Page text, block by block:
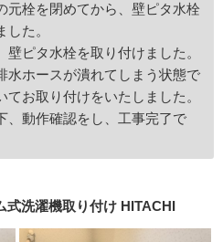
元栓を閉めてから、壁ピタ水栓
た。
ピタ水栓を取り付けました。
水ホースが潰れてしまう状態で
お取り付けをいたしました。
、動作確認をし、工事完了で
式洗濯機取り付け HITACHI